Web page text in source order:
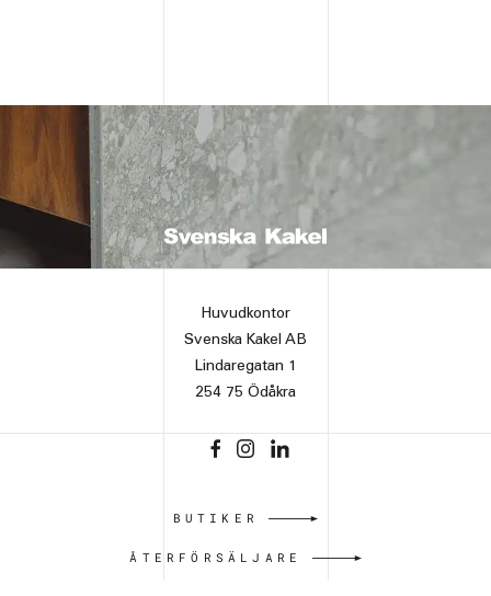
Huvudkontor
Svenska Kakel AB
Lindaregatan 1
254 75 Ödåkra
BUTIKER
ÅTERFÖRSÄLJARE